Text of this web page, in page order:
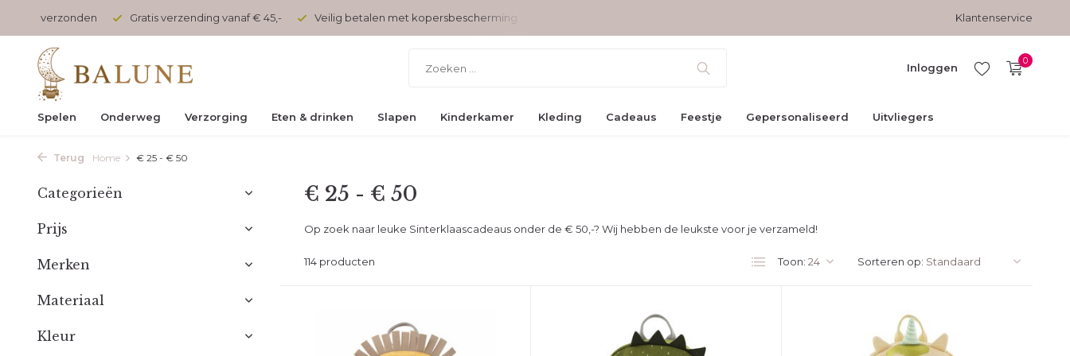
vanaf € 45,- Veilig betalen met kopersbescherming Voor 17 uur besteld, vandaag verzonden Klantenservice
Inloggen
0
Spelen Onderweg Verzorging Eten & drinken Slapen Kinderkamer Kleding Cadeaus Feestje Gepersonaliseerd Uitvliegers
Terug Home € 25 - € 50
Categorieën
Prijs
Merken
Materiaal
Kleur
€ 25 - € 50
Op zoek naar leuke Sinterklaascadeaus onder de € 50,-? Wij hebben de leukste voor je verzameld!
114 producten Toon: Sorteren op: